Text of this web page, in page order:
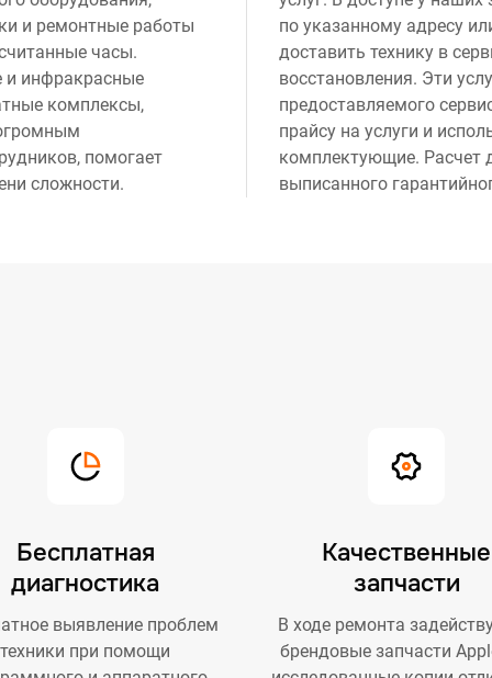
и ремонтные работы
часы.
и инфракрасные
комплексы,
помогает
сложности.
по указанному адресу
доставить технику в
восстановления. Эти
предоставляемого
прайсу на услуги и
комплектующие. Расчет
выписанного
Бесплатная
диагностика
выявление проблем
техники при помощи
Качественные
запчасти
В ходе ремонта
брендовые запчасти